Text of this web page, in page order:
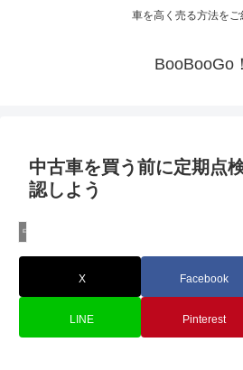
車を高く売る方法をご
BooBooGo！
中古車を買う前に定期点
認しよう
中古車購入の注意点
X Facebook
LINE Pinterest